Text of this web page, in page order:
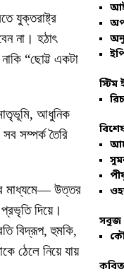
যুক্তরাষ্ট্র
না। হঠাৎ
“ছোট্ট একটা
আধুনিক
সম্পর্ক তৈরি
মাধ্যমে— উত্তর
দিয়ে।
বিদ্রূপ, হুমকি,
ঠেলে নিয়ে যায়
স্টিম
সবুজ